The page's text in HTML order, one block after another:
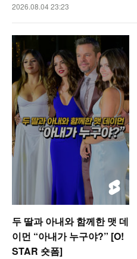
2026.08.04 23:23
두 딸과 아내와 함께한 맷 데
이먼 “아내가 누구야?” [O!
STAR 숏폼]